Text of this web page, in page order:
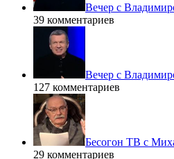
Вечер с
39 комментариев
Вечер с
127 комментариев
Бесогон ТВ с
29 комментариев